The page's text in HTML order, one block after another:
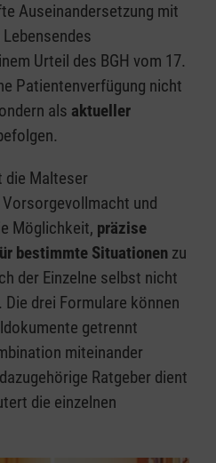
Auseinandersetzung mit
Urteil des BGH vom 17.
Patientenverfügung nicht
als aktueller
die Malteser
und
Möglichkeit, präzise
bestimmte Situationen zu
der Einzelne selbst nicht
drei Formulare können
getrennt
miteinander
Ratgeber dient
die einzelnen